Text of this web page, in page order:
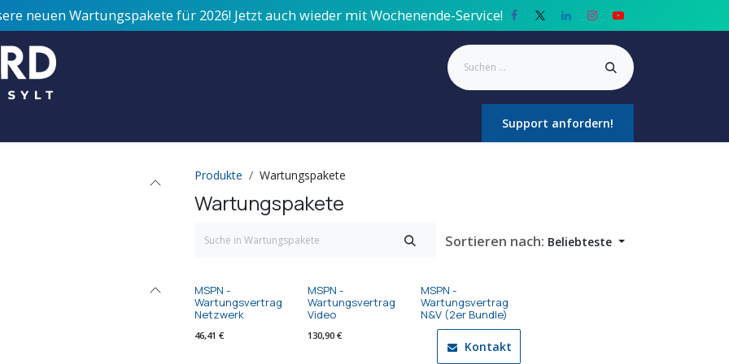
neuen Wartungspakete für 2026! Jetzt auch wieder mit Wochenende-Service!
Datenschutz Tools
Support anfordern!
Produkte Wartungspakete
Wartungspakete
Sortieren nach: Beliebteste
MSPN -
Wartungsvertrag
Netzwerk
46,41 €
MSPN -
Wartungsvertrag
Video
130,90€
MSPN -
Wartungsvertrag
N&V (2er Bundle)
Kontakt